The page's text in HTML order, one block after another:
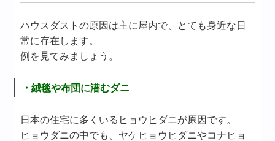
ハウスダストの原因は主に屋内で、とても身近な日
常に存在します。
例を見てみましょう。
・絨毯や布団に潜むダニ
日本の住宅に多くいるヒョウヒダニが原因です。
ヒョウダニの中でも、ヤケヒョウヒダニやコナヒョ